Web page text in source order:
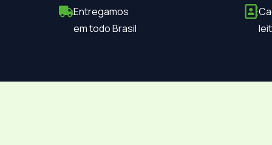
Entregamos
em todo Brasil